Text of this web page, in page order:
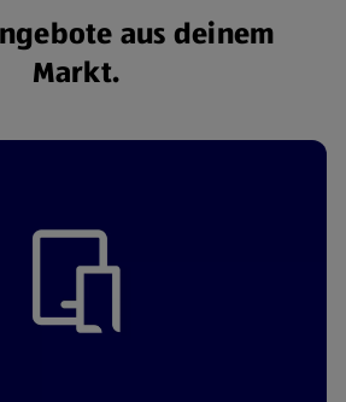
aus deinem
Markt.